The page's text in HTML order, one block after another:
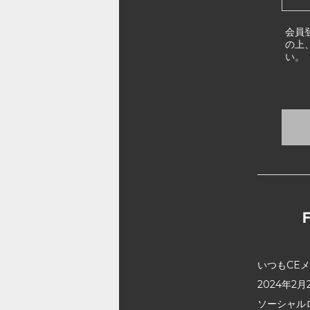
会員
の上
い。
いつもCE
2024年2月
ソーシャ